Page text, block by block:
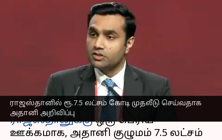
ராஜஸ்தானில் ரூ.7.5 லட்சம் கோடி முதலீடு செய்வதாக
அதானி அறிவிப்பு
ராஜஸ்தான் மாநிலத்தில்
₹7.5 லட்சம் கோடி முதலீடு
செய்வதாக அதானி
குழுமம் அறிவிப்பு
Sekar Chinnappan Dec 09, 2024 07:26 pm
செய்தி முன்னோட்டம்
ராஜஸ்தானுக்குஒரு பெரிய
ஊக்கமாக, அதானி குழுமம் ₹7.5 லட்சம்